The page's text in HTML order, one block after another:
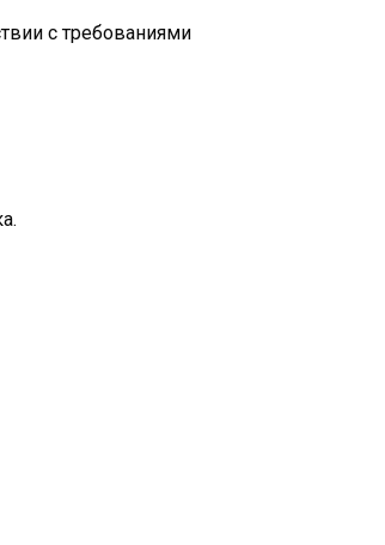
с требованиями